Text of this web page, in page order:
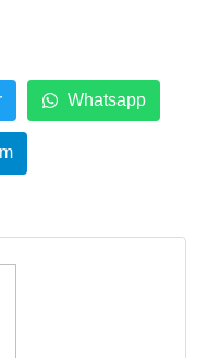
Whatsapp